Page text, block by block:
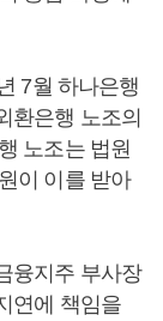
7월 하나은행
환은행 노조의
노조는 법원
이 이를 받아
융지주 부사장
연에 책임을